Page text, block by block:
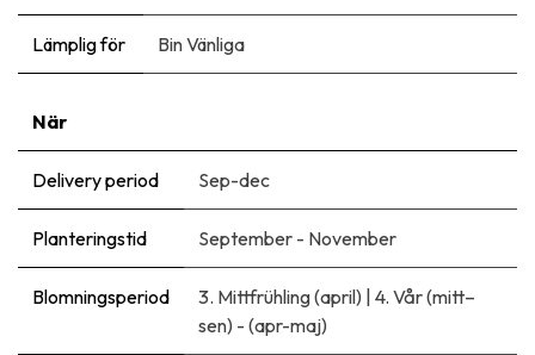
Lämplig för Bin Vänliga
När
Delivery period Sep-dec
Planteringstid September - November
Blomningsperiod 3. Mittfrühling (april) | 4. Vår (mitt–
sen) - (apr-maj)